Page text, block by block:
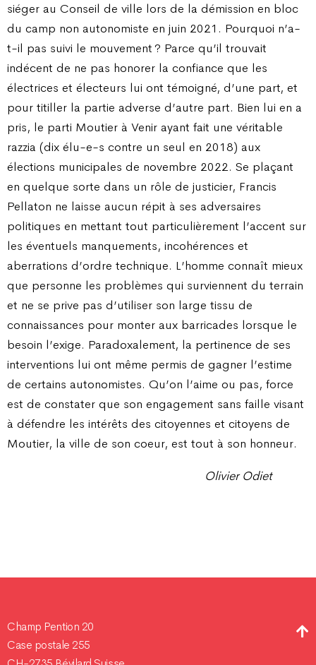
siéger au Conseil de ville lors de la démission en bloc
du camp non autonomiste en juin 2021. Pourquoi n’a-
t-il pas suivi le mouvement ? Parce qu’il trouvait
indécent de ne pas honorer la confiance que les
électrices et électeurs lui ont témoigné, d’une part, et
pour titiller la partie adverse d’autre part. Bien lui en a
pris, le parti Moutier à Venir ayant fait une véritable
razzia (dix élu-e-s contre un seul en 2018) aux
élections municipales de novembre 2022. Se plaçant
en quelque sorte dans un rôle de justicier, Francis
Pellaton ne laisse aucun répit à ses adversaires
politiques en mettant tout particulièrement l’accent sur
les éventuels manquements, incohérences et
aberrations d’ordre technique. L’homme connaît mieux
que personne les problèmes qui surviennent du terrain
et ne se prive pas d’utiliser son large tissu de
connaissances pour monter aux barricades lorsque le
besoin l’exige. Paradoxalement, la pertinence de ses
interventions lui ont même permis de gagner l’estime
de certains autonomistes. Qu’on l’aime ou pas, force
est de constater que son engagement sans faille visant
à défendre les intérêts des citoyennes et citoyens de
Moutier, la ville de son coeur, est tout à son honneur.
Olivier Odiet
Champ Pention 20
Case postale 255